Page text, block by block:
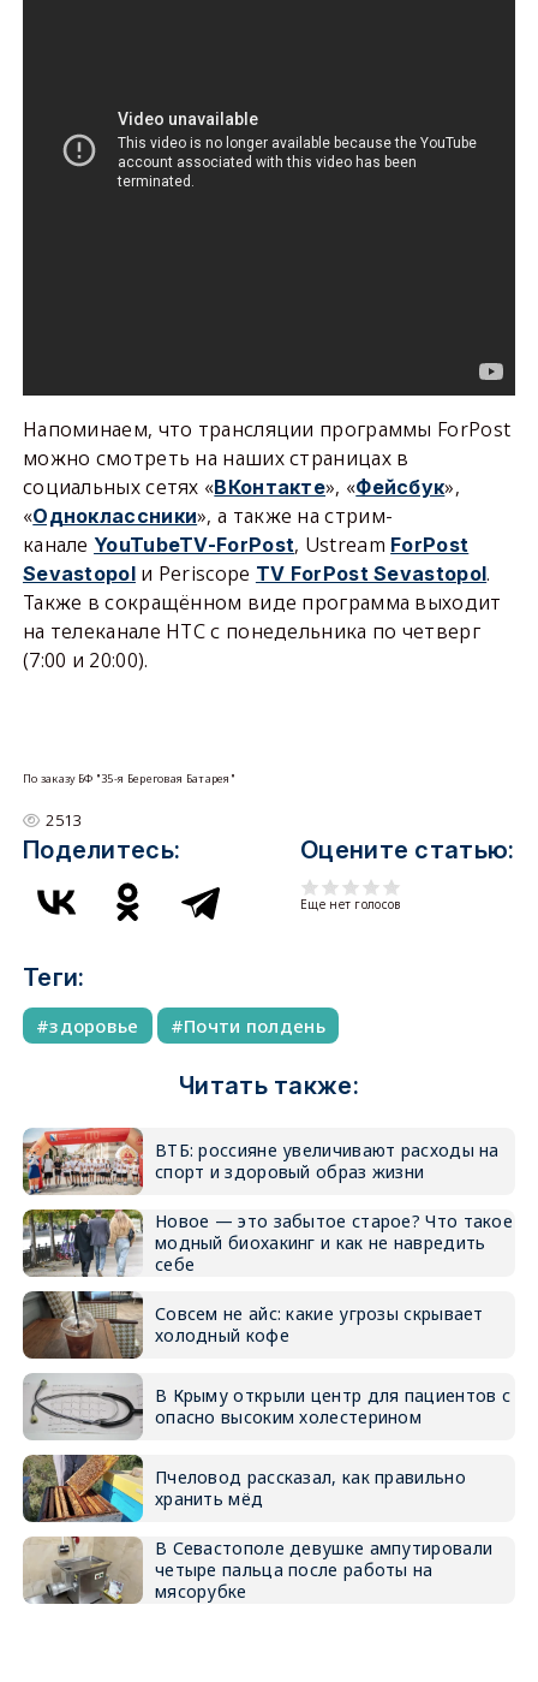
Напоминаем, что трансляции программы ForPost
можно смотреть на наших страницах в
социальных сетях «ВКонтакте», «Фейсбук»,
«Одноклассники», а также на стрим-
канале YouTubeTV-ForPost, Ustream ForPost
Sevastopolи Periscope TV ForPost Sevastopol.
Также в сокращённом виде программа выходит
на телеканале НТС с понедельника по четверг
(7:00 и 20:00).
По заказу БФ "35-я Береговая Батарея"
2513
Поделитесь: Оцените статью:
Еще нет голосов
Теги:
здоровье Почти полдень
Читать также:
ВТБ: россияне увеличивают расходы на
спорт и здоровый образ жизни
Новое — это забытое старое? Что такое
модный биохакинг и как не навредить
себе
Совсем не айс: какие угрозы скрывает
холодный кофе
В Крыму открыли центр для пациентов с
опасно высоким холестерином
Пчеловод рассказал, как правильно
хранить мёд
В Севастополе девушке ампутировали
четыре пальца после работы на
мясорубке